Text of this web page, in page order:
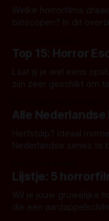
Welke horrorfilms
bioscopen? In dit
Top 15: Horror
Laat jij je wel eens
zijn zeer geschikt om
Alle
Herfstdip? Ideaal
Nederlandse series te bingen! Bij
Amsterdamned of The
is niet beperkt tot
Lijstje: 5
Wil je jouw gruwelijke
die een